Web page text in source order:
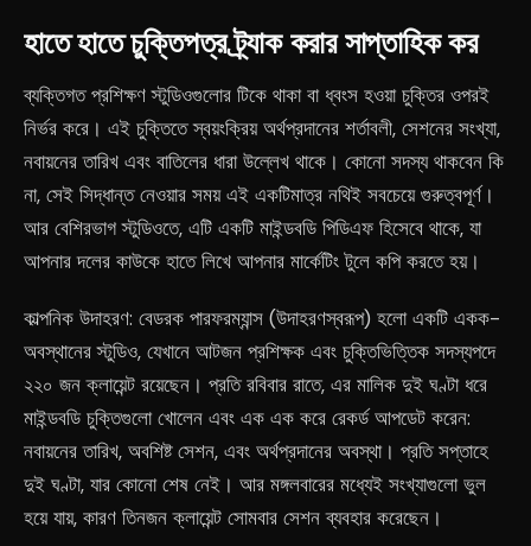
হাতে হাতে চুক্তিপত্র ট্র্যাক করার সাপ্তাহিক কর
ব্যক্তিগত প্রশিক্ষণ স্টুডিওগুলোর টিকে থাকা বা ধ্বংস হওয়া চুক্তির ওপরই
নির্ভর করে। এই চুক্তিতে স্বয়ংক্রিয় অর্থপ্রদানের শর্তাবলী, সেশনের সংখ্যা,
নবায়নের তারিখ এবং বাতিলের ধারা উল্লেখ থাকে। কোনো সদস্য থাকবেন কি
না, সেই সিদ্ধান্ত নেওয়ার সময় এই একটিমাত্র নথিই সবচেয়ে গুরুত্বপূর্ণ।
আর বেশিরভাগ স্টুডিওতে, এটি একটি মাইন্ডবডি পিডিএফ হিসেবে থাকে, যা
আপনার দলের কাউকে হাতে লিখে আপনার মার্কেটিং টুলে কপি করতে হয়।
কাল্পনিক উদাহরণ: বেডরক পারফরম্যান্স (উদাহরণস্বরূপ) হলো একটি একক-
অবস্থানের স্টুডিও, যেখানে আটজন প্রশিক্ষক এবং চুক্তিভিত্তিক সদস্যপদে
২২০ জন ক্লায়েন্ট রয়েছেন। প্রতি রবিবার রাতে, এর মালিক দুই ঘণ্টা ধরে
মাইন্ডবডি চুক্তিগুলো খোলেন এবং এক এক করে রেকর্ড আপডেট করেন:
নবায়নের তারিখ, অবশিষ্ট সেশন, এবং অর্থপ্রদানের অবস্থা। প্রতি সপ্তাহে
দুই ঘণ্টা, যার কোনো শেষ নেই। আর মঙ্গলবারের মধ্যেই সংখ্যাগুলো ভুল
হয়ে যায়, কারণ তিনজন ক্লায়েন্ট সোমবার সেশন ব্যবহার করেছেন।